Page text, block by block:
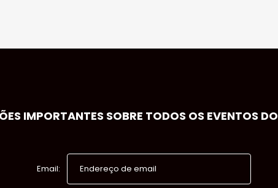
IMPORTANTES SOBRE TODOS OS EVENTOS
Email: